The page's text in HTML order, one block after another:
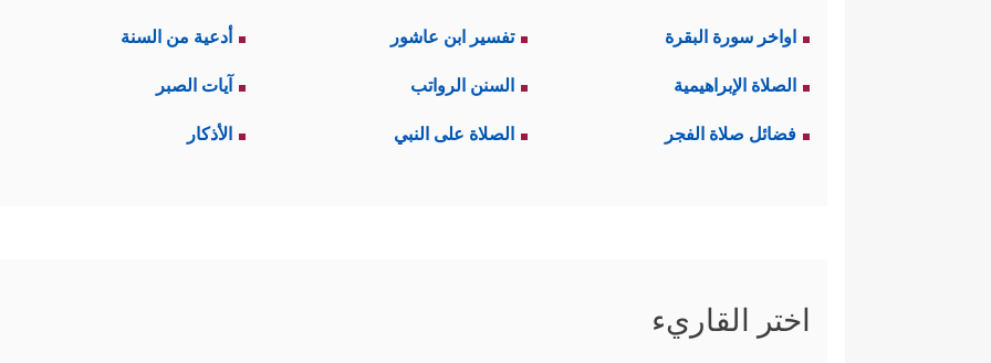
اواخر سورة البقرة تفسير ابن عاشور أدعية من السنة
الصلاة الإبراهيمية السنن الرواتب آيات الصبر
فضائل صلاة الفجر الصلاة على النبي الأذكار
اختر القاريء